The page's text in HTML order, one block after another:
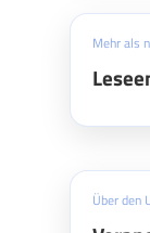
Mehr als
Über den